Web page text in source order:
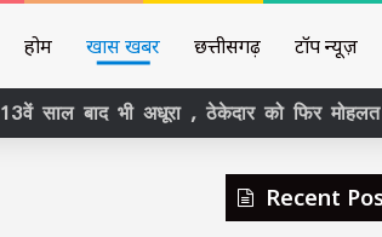
होम खास खबर छत्तीसगढ़ टॉप न्यूज़
Recent